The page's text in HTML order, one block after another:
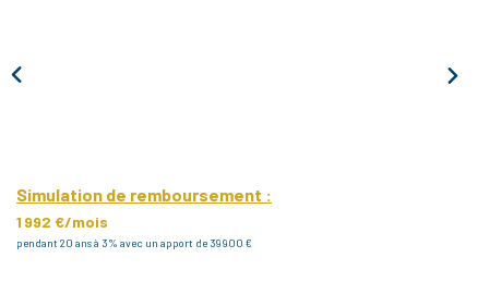
Simulation de remboursement :
1 992 €/mois
pendant 20 ans à 3% avec un apport de 39 900 €